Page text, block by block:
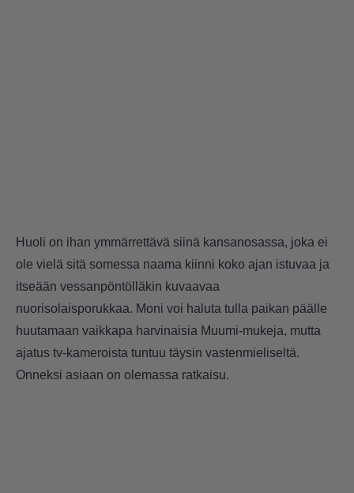
Huoli on ihan ymmärrettävä siinä kansanosassa, joka ei
ole vielä sitä somessa naama kiinni koko ajan istuvaa ja
itseään vessanpöntölläkin kuvaavaa
nuorisolaisporukkaa. Moni voi haluta tulla paikan päälle
huutamaan vaikkapa harvinaisia Muumi-mukeja, mutta
ajatus tv-kameroista tuntuu täysin vastenmieliseltä.
Onneksi asiaan on olemassa ratkaisu.